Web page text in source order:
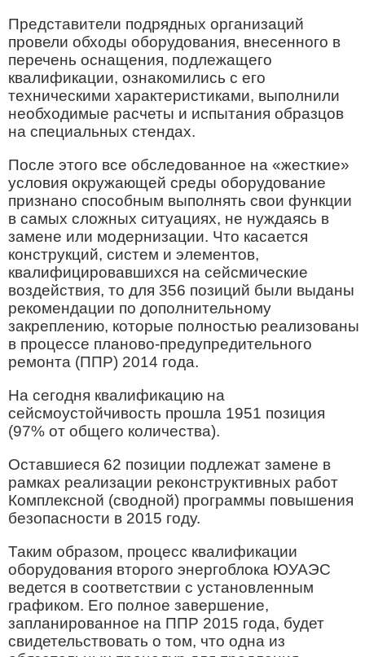
Представители подрядных организаций
провели обходы оборудования, внесенного в
перечень оснащения, подлежащего
квалификации, ознакомились с его
техническими характеристиками, выполнили
необходимые расчеты и испытания образцов
на специальных стендах.
После этого все обследованное на «жесткие»
условия окружающей среды оборудование
признано способным выполнять свои функции
в самых сложных ситуациях, не нуждаясь в
замене или модернизации. Что касается
конструкций, систем и элементов,
квалифицировавшихся на сейсмические
воздействия, то для 356 позиций были выданы
рекомендации по дополнительному
закреплению, которые полностью реализованы
в процессе планово-предупредительного
ремонта (ППР) 2014 года.
На сегодня квалификацию на
сейсмоустойчивость прошла 1951 позиция
(97% от общего количества).
Оставшиеся 62 позиции подлежат замене в
рамках реализации реконструктивных работ
Комплексной (сводной) программы повышения
безопасности в 2015 году.
Таким образом, процесс квалификации
оборудования второго энергоблока ЮУАЭС
ведется в соответствии с установленным
графиком. Его полное завершение,
запланированное на ППР 2015 года, будет
свидетельствовать о том, что одна из